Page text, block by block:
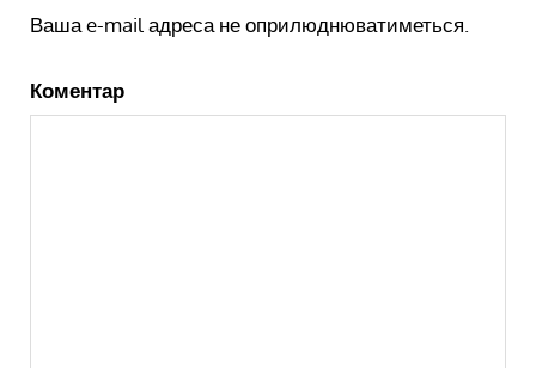
Ваша e-mail адреса не оприлюднюватиметься.
Коментар